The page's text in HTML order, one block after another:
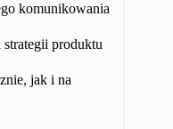
komunikowania
produktu
jak i na